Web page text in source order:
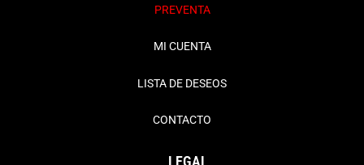
Chaquetas + Blazers
Bisutería
Bolsos
PREVENTA
MI CUENTA
LISTA DE DESEOS
CONTACTO